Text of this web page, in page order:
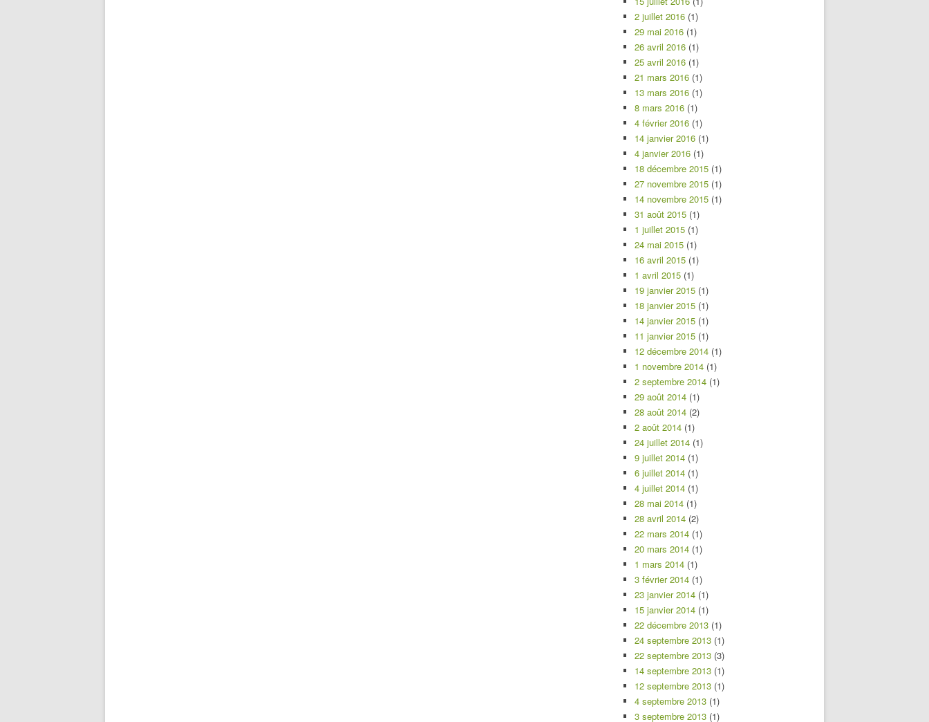
2 juillet 2016 (1)
29 mai 2016 (1)
26 avril 2016 (1)
25 avril 2016 (1)
21 mars 2016 (1)
13 mars 2016 (1)
8 mars 2016 (1)
4 février 2016 (1)
14 janvier 2016 (1)
4 janvier 2016 (1)
18 décembre 2015 (1)
27 novembre 2015 (1)
14 novembre 2015 (1)
31 août 2015 (1)
1 juillet 2015 (1)
24 mai 2015 (1)
16 avril 2015 (1)
1 avril 2015 (1)
19 janvier 2015 (1)
18 janvier 2015 (1)
14 janvier 2015 (1)
11 janvier 2015 (1)
12 décembre 2014 (1)
1 novembre 2014 (1)
2 septembre 2014 (1)
29 août 2014 (1)
28 août 2014 (2)
2 août 2014 (1)
24 juillet 2014 (1)
9 juillet 2014 (1)
6 juillet 2014 (1)
4 juillet 2014 (1)
28 mai 2014 (1)
28 avril 2014 (2)
22 mars 2014 (1)
20 mars 2014 (1)
1 mars 2014 (1)
3 février 2014 (1)
23 janvier 2014 (1)
15 janvier 2014 (1)
22 décembre 2013 (1)
24 septembre 2013 (1)
22 septembre 2013 (3)
14 septembre 2013 (1)
12 septembre 2013 (1)
4 septembre 2013 (1)
3 septembre 2013 (1)